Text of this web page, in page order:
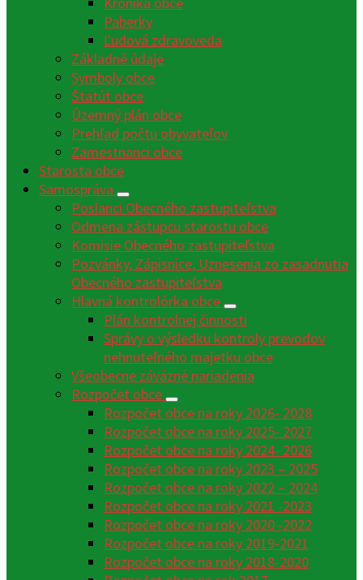
Paberky
Ľudová zdravoveda
Základné údaje
Symboly obce
Štatút obce
Územný plán obce
Prehľad počtu obyvateľov
Zamestnanci obce
Starosta obce
Samospráva
Poslanci Obecného zastupiteľstva
Odmena zástupcu starostu obce
Komisie Obecného zastupiteľstva
Pozvánky, Zápisnice, Uznesenia zo zasadnutia
Obecného zastupiteľstva
Hlavná kontrolórka obce
Plán kontrolnej činnosti
Správy o výsledku kontroly prevodov
nehnuteľného majetku obce
Všeobecne záväzné nariadenia
Rozpočet obce
Rozpočet obce na roky 2026- 2028
Rozpočet obce na roky 2025- 2027
Rozpočet obce na roky 2024- 2026
Rozpočet obce na roky 2023 – 2025
Rozpočet obce na roky 2022 – 2024
Rozpočet obce na roky 2021 -2023
Rozpočet obce na roky 2020 -2022
Rozpočet obce na roky 2019-2021
Rozpočet obce na roky 2018-2020